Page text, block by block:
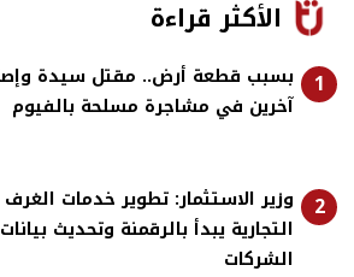
الأكثر قراءة
1
آخرين في مشاجرة مسلحة بالفيوم
2
وزير الاستثمار: تطوير خدمات الغرف
التجارية يبدأ بالرقمنة وتحديث بيانات
الشركات